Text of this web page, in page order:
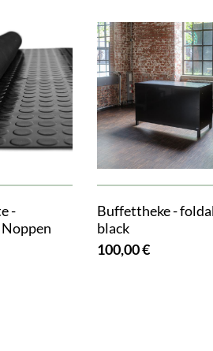
-
Buffettheke -
black
100,00 €